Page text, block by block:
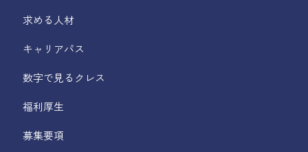
求める人材
キャリアパス
数字で見るクレス
福利厚生
募集要項